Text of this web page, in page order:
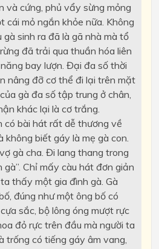
và cứng, phủ vẩy sừng mỏng
cái mỏ ngắn khỏe nữa. Không
sinh ra đã là gã nhà mà tổ
đã trải qua thuần hóa liên
bay lượn. Đại đa số thời
nâng đỡ cơ thể đi lại trên mặt
gà đa số tập trung ở chân,
khác lại là cơ trắng.
có bài hát rất dễ thương về
không biết gáy là mẹ gà con.
gà cha. Đi lang thang trong
gà”. Chỉ mấy càu hát đơn giản
thấy một gia đình gà. Gà
đúng như một ông bố có
sắc, bộ lông óng mượt rực
đỏ rực trên đầu mà người ta
trống có tiếng gáy âm vang,